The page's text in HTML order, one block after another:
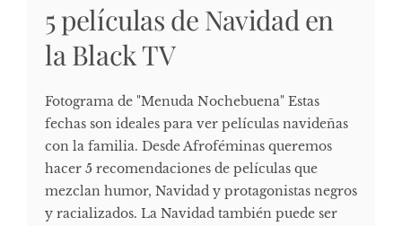
5 películas de Navidad en
la Black TV
Fotograma de "Menuda Nochebuena" Estas
fechas son ideales para ver películas navideñas
con la familia. Desde Afroféminas queremos
hacer 5 recomendaciones de películas que
mezclan humor, Navidad y protagonistas negros
y racializados. La Navidad también puede ser